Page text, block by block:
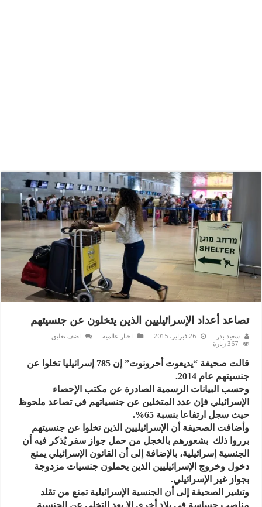
تصاعد أعداد الإسرائيليين الذين يتخلون عن جنسيتهم
سعيد بدر 26 فبراير، 2015 اخبار عالمية
اضف تعليق
367 زيارة
قالت صحيفة “يديعوت أحرونوت” إن 785 إسرائيليا تخلوا عن
جنسيتهم عام 2014.
وحسب البيانات الرسمية الصادرة عن مكتب الإحصاء
الإسرائيلي فإن عدد المتخلين عن جنسياتهم في تصاعد ملحوظ
حيث سجل ارتفاعا بنسبة 65%.
وأضافت الصحيفة أن الإسرائيليين الذين تخلوا عن جنسيتهم
برروا ذلك بشعورهم بالخجل من حمل جواز سفر يُذكر فيه أن
الجنسية إسرائيلية، بالإضافة إلى أن القانون الإسرائيلي يمنع
دخول وخروج الإسرائيليين الذين يحملون جنسيات مزدوجة
بجواز غير الإسرائيلي.
وتشير الصحيفة إلى أن الجنسية الإسرائيلية تمنع من تقلد
مناصب حساسة في بلاد أخرى إلا بعد التخلي عن الجنسية